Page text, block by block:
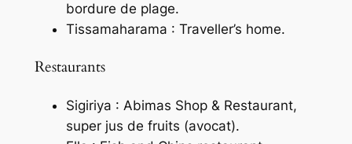
bordure de plage.
Tissamaharama : Traveller’s home.
Restaurants
Sigiriya : Abimas Shop & Restaurant,
super jus de fruits (avocat).